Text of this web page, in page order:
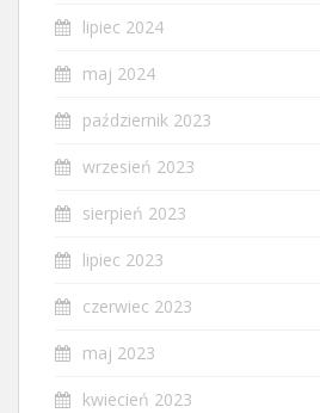
lipiec 2024
maj 2024
październik 2023
wrzesień 2023
sierpień 2023
lipiec 2023
czerwiec 2023
maj 2023
kwiecień 2023